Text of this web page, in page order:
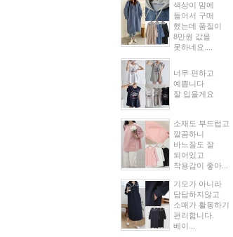
색상이 맘에
들어서 구매
했는데 품질이
8만원 값을
못하네요....
너무 편하고
예쁩니다
잘 입을게요
소재도 부드럽고
깔끔하니
바느질도 잘
되어있고
착용감이 좋아...
기모가 아니라
답답하지않고
소매가 활동하기
편리합니다.
베이...